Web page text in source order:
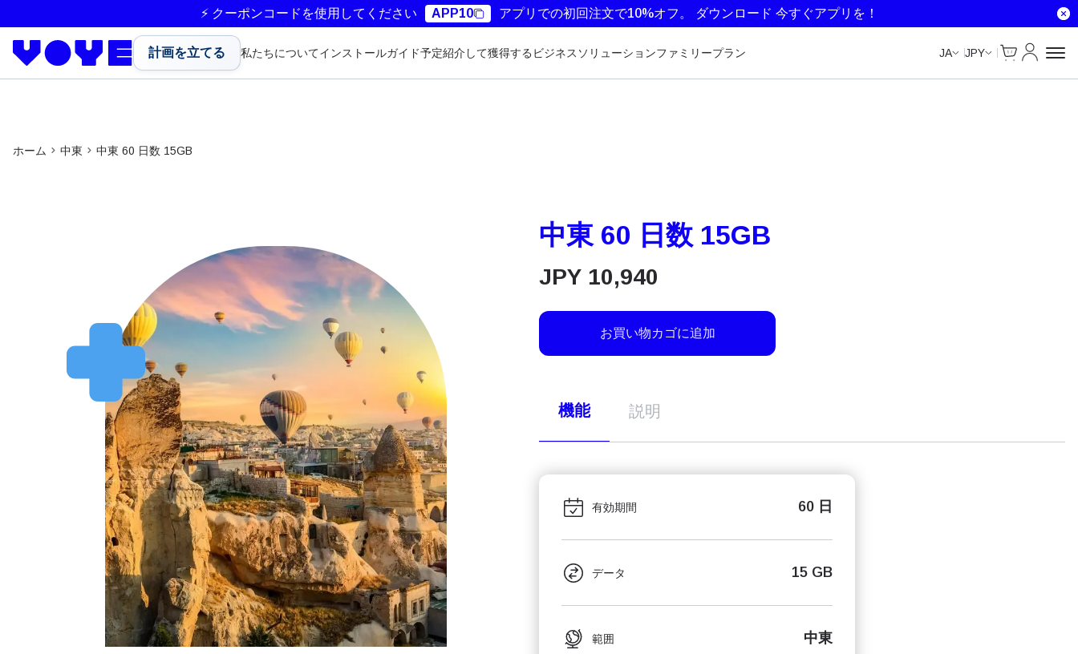
⚡ クーポンコードを使用してください APP10 アプリでの初回注文で10%オフ。 ダウンロード 今すぐアプリを！
計画を立てる 私たちについてインストールガイド予定紹介して獲得する ビジネスソリューションファミリープラン JA JPY
Cart
マイアカ
ホーム 中東 中東 60 日数 15GB
中東 60 日数 15GB
JPY 10,940
お買い物カゴに追加
機能 説明
有効期間 60 日
データ 15 GB
範囲 中東